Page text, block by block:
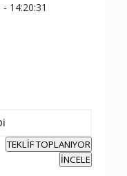
14:20:31
TEKLİF TOPLANIYOR
İNCELE